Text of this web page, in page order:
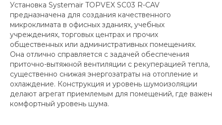
Установка Systemair TOPVEX SC03 R-CAV
предназначена для создания качественного
микроклимата в офисных зданиях, учебных
учреждениях, торговых центрах и прочих
общественных или административных помещениях.
Она отлично справляется с задачей обеспечения
приточно-вытяжной вентиляции с рекуперацией тепла,
существенно снижая энергозатраты на отопление и
охлаждение. Конструкция и уровень шумоизоляции
делают агрегат приемлемым для помещений, где важен
комфортный уровень шума.